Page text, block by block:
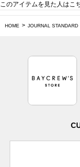
このアイテムを見た人はこ
HOME JOURNAL STANDARD